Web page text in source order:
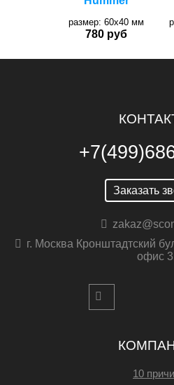
размер: 60х40 мм
780 руб
Заказать
г. Москва Кронштадтский
офис 3
10